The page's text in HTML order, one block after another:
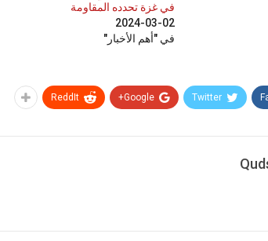
في غزة تحدده المقاومة
2024-03-02
في "أهم الأخبار"
Twitter
Google+
ReddIt